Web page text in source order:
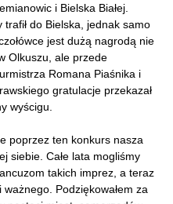
i Bielska Białej.
do Bielska, jednak samo
jest dużą nagrodą nie
Olkuszu, ale przede
Romana Piaśnika i
gratulacje przekazał
wyścigu.
poprzez ten konkurs nasza
siebie. Całe lata mogliśmy
takich imprez, a teraz
Podziękowałem za